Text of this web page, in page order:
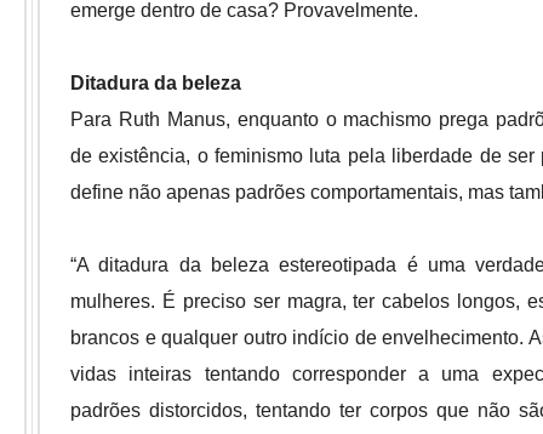
emerge dentro de casa? Provavelmente.
Ditadura da beleza
Para Ruth Manus, enquanto o machismo prega
de existência, o feminismo luta pela liberdade de ser
define não apenas padrões comportamentais, mas
“A ditadura da beleza estereotipada é uma
mulheres. É preciso ser magra, ter cabelos longos,
brancos e qualquer outro indício de envelhecimento.
vidas inteiras tentando corresponder a uma
padrões distorcidos, tentando ter corpos que não